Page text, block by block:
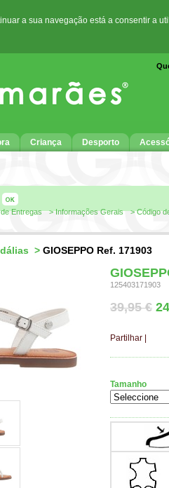
a sua navegação está a consentir a
Criança Desporto
Entregas > Informações Gerais > Código
> GIOSEPPO Ref. 171903
125403171903
39,95 €
Partilhar
Tamanho